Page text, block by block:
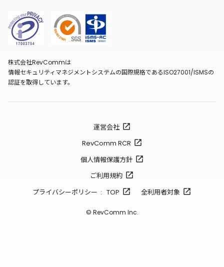
株式会社RevCommは
情報セキュリティマネジメントシステムの国際規格であるISO27001/ISMSの
認証を取得しています。
運営会社
RevComm RCR
個人情報保護方針
ご利用規約
プライバシーポリシー : TOP
全利用者対象
© RevComm Inc.